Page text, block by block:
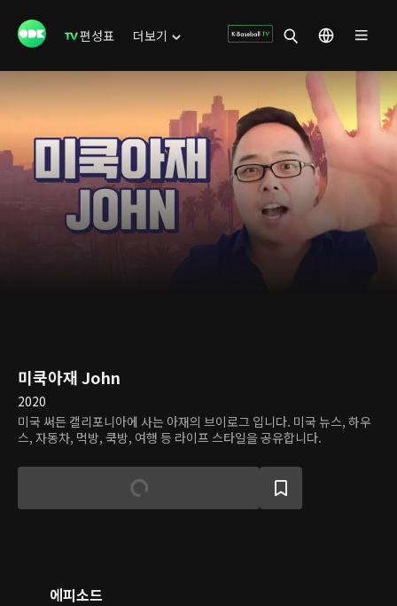
편성표 더보기
미쿡아재 John
2020
미국 써든 캘리포니아에 사는 아재의 브이로그 입니다. 미국 뉴스, 하우
스, 자동차, 먹방, 쿡방, 여행 등 라이프 스타일을 공유합니다.
에피소드